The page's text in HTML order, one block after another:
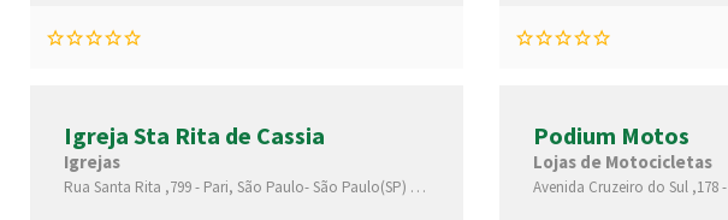
Igreja Sta Rita de Cassia
Igrejas
Rua Santa Rita ,799 - Pari, São Paulo-São Paulo(SP)
Podium Motos
Lojas de Motocicletas
Avenida Cruzeiro do Sul ,178 -